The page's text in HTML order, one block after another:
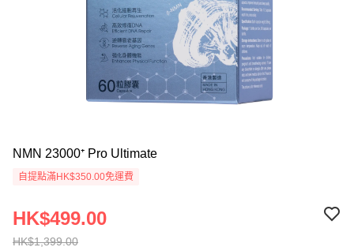
NMN 23000⁺ Pro Ultimate
自提點滿HK$350.00免運費
HK$1,399.00
HK$499.00